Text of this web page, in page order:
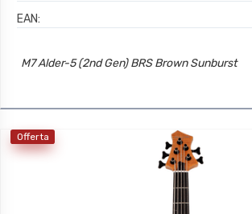
EAN:
M7 Alder-5 (2nd Gen) BRS Brown Sunburst
Offerta